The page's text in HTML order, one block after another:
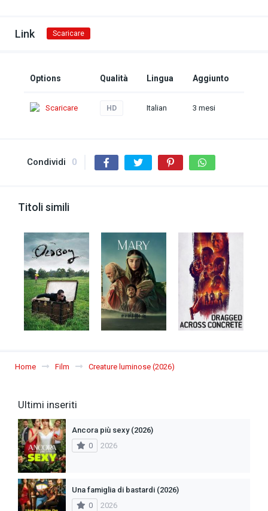
Link Scaricare
Options Qualità Lingua Aggiunto
Scaricare HD Italian 3 mesi
Condividi 0
Titoli simili
Home Film Creature luminose (2026)
Ultimi inseriti
Ancora più sexy (2026)
0
2026
Una famiglia di bastardi (2026)
0
2026